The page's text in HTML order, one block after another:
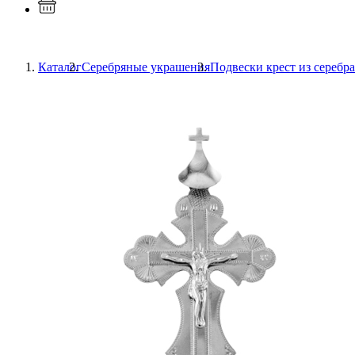
КаталогСеребряные украшенияПодвески крест из серебра